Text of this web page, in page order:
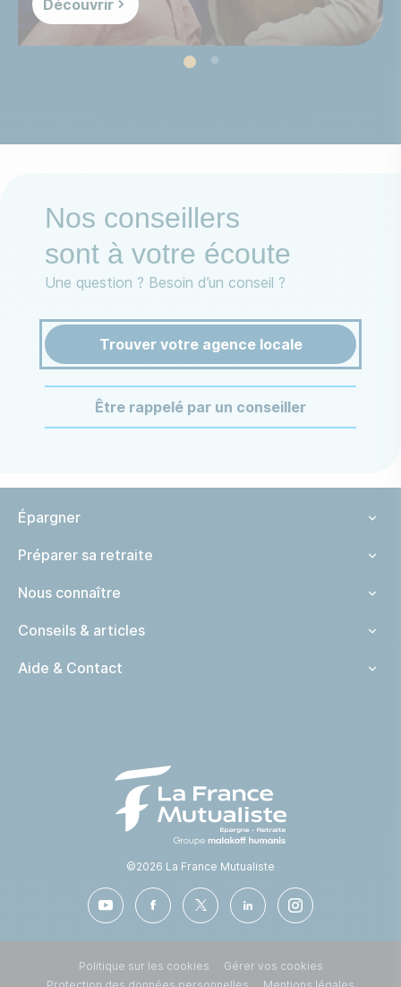
Découvrir
Nos conseillers
sont à votre écoute
Une question ? Besoin d’un conseil ?
Trouver votre agence locale
Être rappelé par un conseiller
Épargner
Préparer sa retraite
Nous connaître
Conseils & articles
Aide & Contact
©2026 La France Mutualiste
Pied de page
Politique sur les cookies
Gérer vos cookies